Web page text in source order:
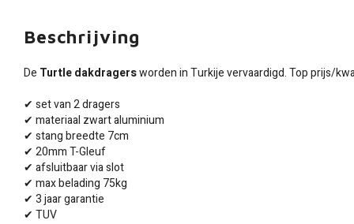
Beschrijving
De Turtle dakdragersworden in Turkije vervaardigd. Top prijs/
✔ set van 2 dragers
✔ materiaal zwart aluminium
✔ stang breedte 7cm
✔ 20mm T-Gleuf
✔ afsluitbaar via slot
✔ max belading 75kg
✔ 3 jaar garantie
✔ TUV